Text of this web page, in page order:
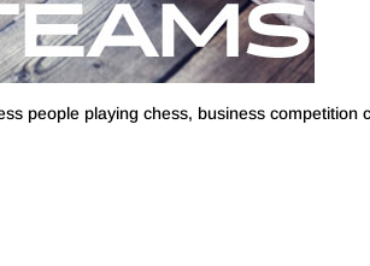
people playing chess, business competition